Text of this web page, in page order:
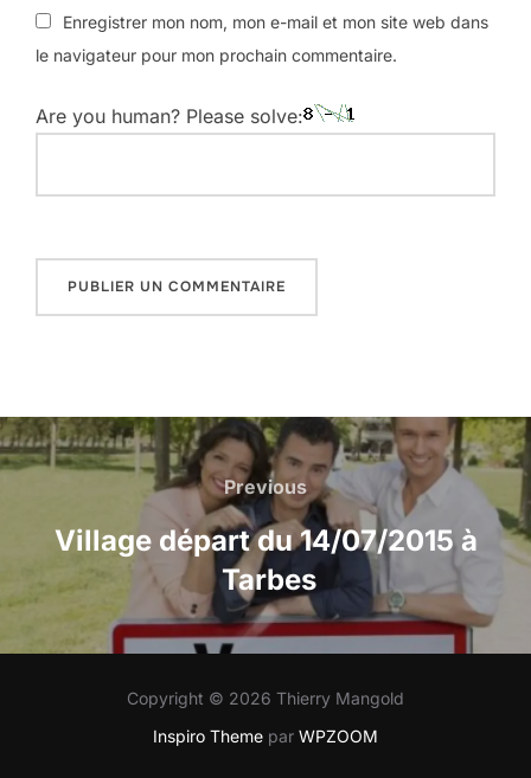
Enregistrer mon nom, mon e-mail et mon site web dans
le navigateur pour mon prochain commentaire.
Are you human? Please solve:
NAVIGATION
DE
L’ARTICLE Previous
Previous
Village départ du 14/07/2015 à
Tarbes
Copyright © 2026 Thierry Mangold
Inspiro Theme par WPZOOM